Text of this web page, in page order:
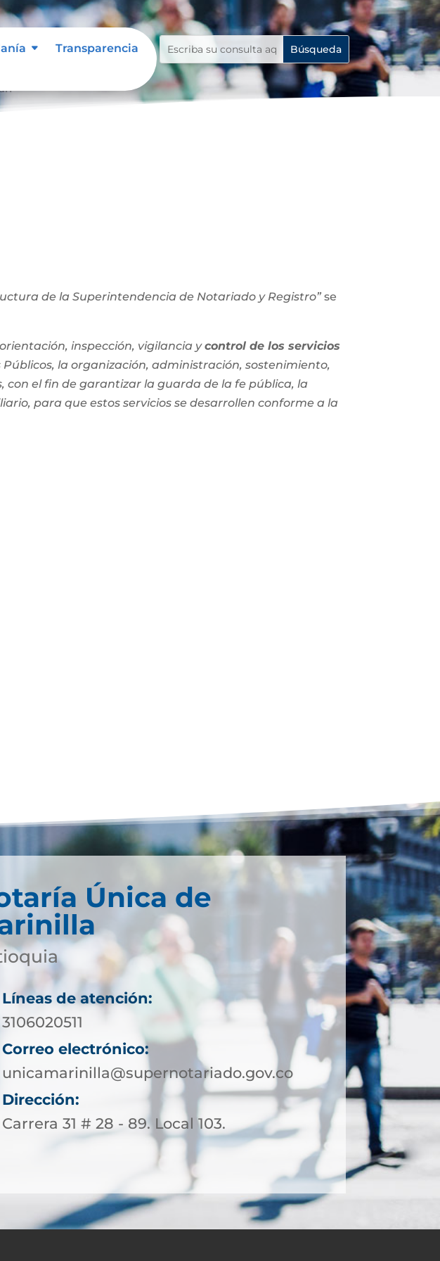
Transparencia
de la Superintendencia de Notariado y Registro” se
inspección, vigilancia ycontrol de los servicios
la organización, administración, sostenimiento,
con el fin de garantizar la guarda de la fe pública, la
para que estos servicios se desarrollen conforme a la
Única de
Líneas de atención:
3106020511
Correo electrónico:
unicamarinilla@supernotariado.gov.co
Dirección:
Carrera 31 # 28 - 89. Local 103.